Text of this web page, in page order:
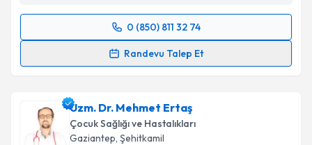
Metni'ni okudum ve kişisel verilerimin belirtilen
kapsamda işlenmesini kabul ediyorum.
Takvim Talebini Gönder
0 (850) 811 32 74
Randevu Talep Et
Randevu Takvimi Talebi
takvim hazırlandığında e-posta ile bilgilendireceğiz.
E-posta Adresiniz
Uzm. Dr. Mehmet Ertaş
Çocuk Sağlığı ve Hastalıkları
Gaziantep, Şehitkamil